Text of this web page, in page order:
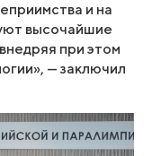
и на
высочайшие
при этом
— заключил